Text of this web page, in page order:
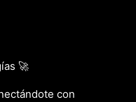
🚀
con